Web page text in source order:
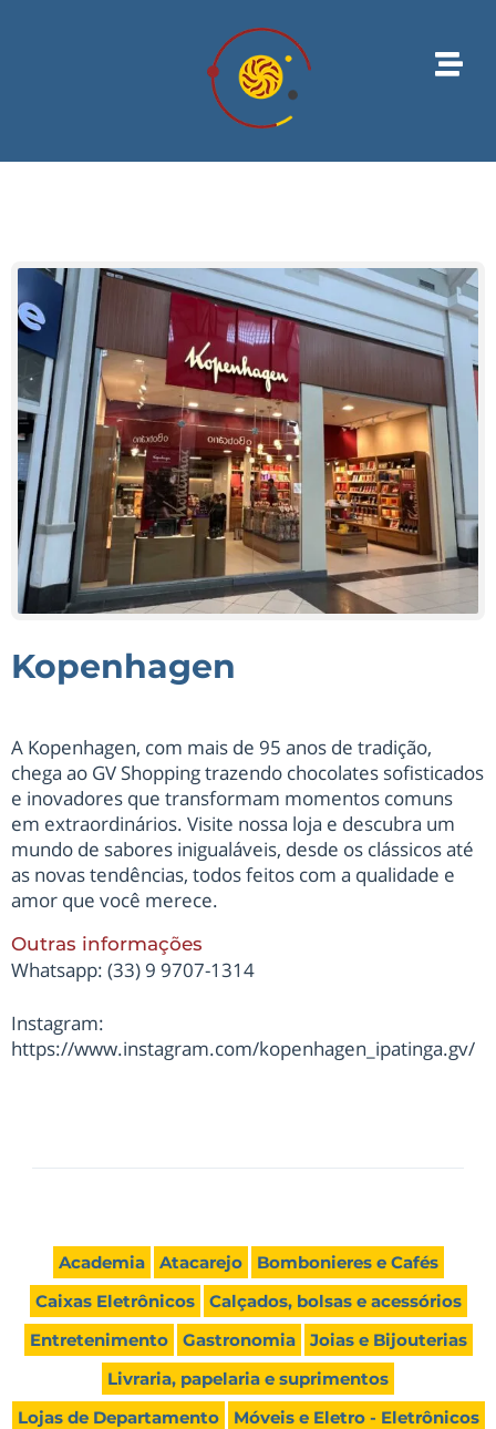
Kopenhagen
A Kopenhagen, com mais de 95 anos de tradição,
chega ao GV Shopping trazendo chocolates sofisticados
e inovadores que transformam momentos comuns
em extraordinários. Visite nossa loja e descubra um
mundo de sabores inigualáveis, desde os clássicos até
as novas tendências, todos feitos com a qualidade e
amor que você merece.
Outras informações
Whatsapp: (33) 9 9707-1314
Instagram:
https://www.instagram.com/kopenhagen_ipatinga.gv/
Academia Atacarejo
Bombonieres e Cafés
Caixas Eletrônicos
Calçados, bolsas e acessórios
Entretenimento
Gastronomia
Joias e Bijouterias
Livraria, papelaria e suprimentos
Lojas de Departamento
Móveis e Eletro - Eletrônicos